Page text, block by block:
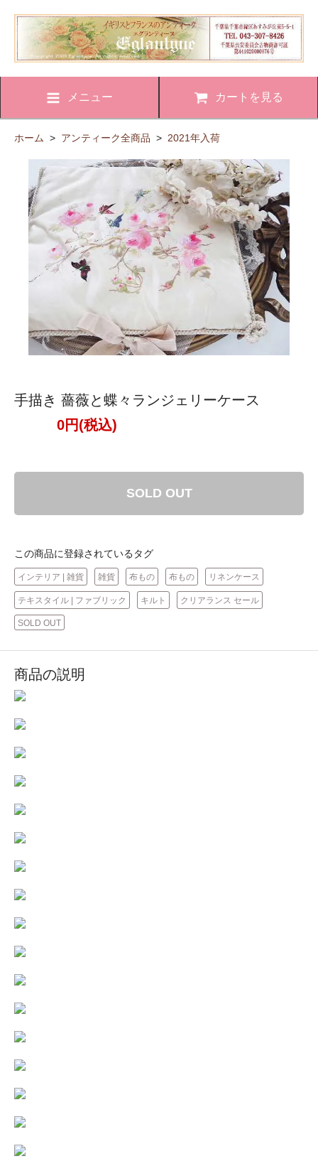
メニュー カートを見る
ホーム > アンティーク全商品 > 2021年入荷
手描き 薔薇と蝶々ランジェリーケース
0円(税込)
SOLD OUT
この商品に登録されているタグ
インテリア | 雑貨 雑貨 布もの 布もの リネンケース
テキスタイル | ファブリック キルト クリアランス セール
SOLD OUT
商品の説明